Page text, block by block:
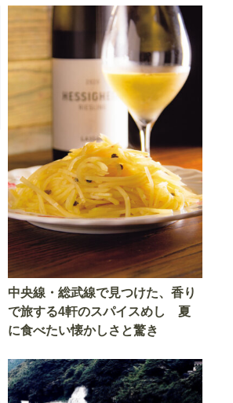
中央線・総武線で見つけた、香り
で旅する4軒のスパイスめし 夏
に食べたい懐かしさと驚き